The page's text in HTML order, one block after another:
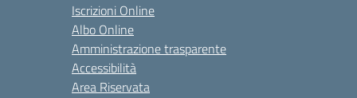
Iscrizioni Online
Albo Online
Amministrazione trasparente
Accessibilità
Area Riservata